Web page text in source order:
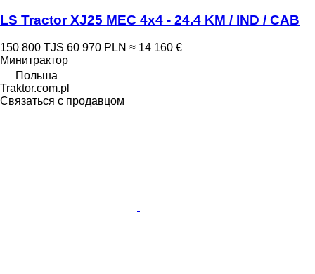
LS Tractor XJ25 MEC 4x4 - 24.4 KM / IND / CAB
150 800 TJS 60 970 PLN ≈ 14 160 €
Минитрактор
Польша
Traktor.com.pl
Связаться с продавцом